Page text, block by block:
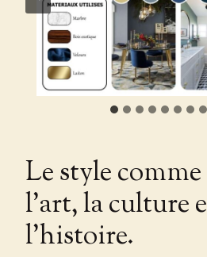
Le style
l’art, la culture
l’histoire.